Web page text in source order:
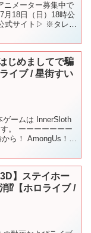
ニメーター募集中で
18日（日）18時公
式サイト▷ ※タレン
じめましてで騙
イブ / 星街すい
ゲームは InnerSloth
。 ーーーーーーー
ら！ AmongUs！は
】ステイホー
⁉【ホロライブ /